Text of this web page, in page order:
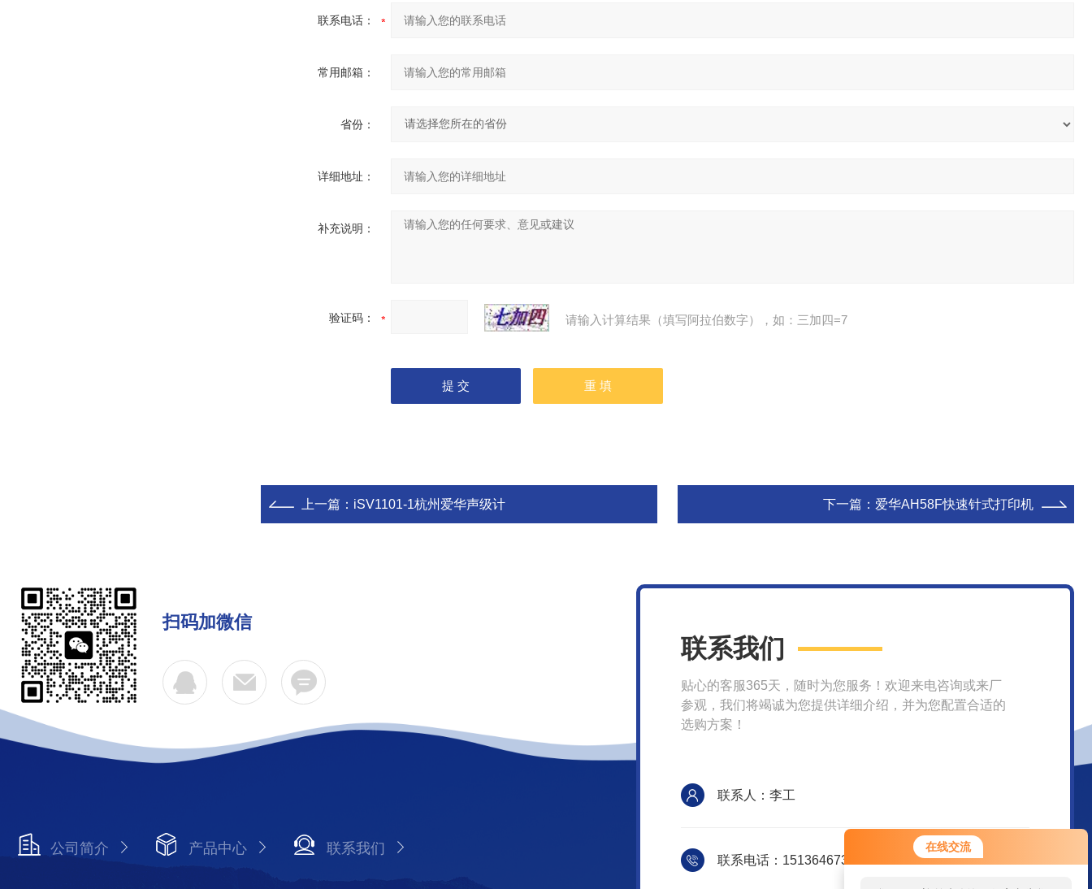
在线交流
您好！欢迎前来咨询，很高兴为您
服务，请问您要咨询什么问题呢？
联系电话：
常用邮箱：
省份：
详细地址：
补充说明：
验证码： 请输入计算结果（填写阿拉伯数字），如：三加四=7
上一篇： iSV1101-1杭州爱华声级计 下一篇： 爱华AH58F快速针式打印机
扫码加微信
公司简介 产品中心 联系我们
联系我们
贴心的客服365天，随时为您服务！欢迎来电咨询或来厂
参观，我们将竭诚为您提供详细介绍，并为您配置合适的
选购方案！
联系人：李工
联系电话：15136467301